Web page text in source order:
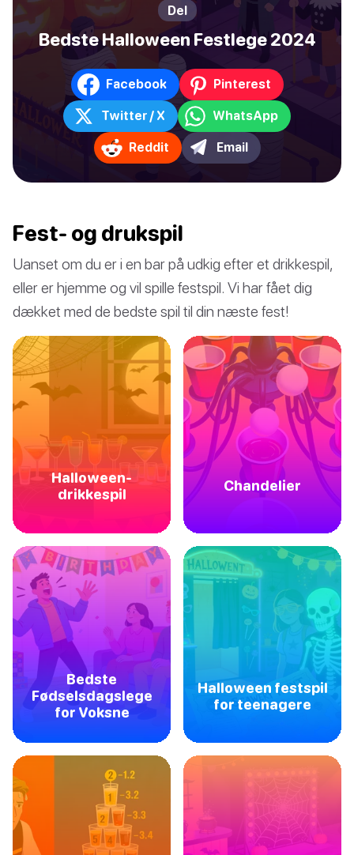
Del
Bedste Halloween Festlege 2024
Facebook Pinterest
Twitter / X WhatsApp
Reddit Email
Fest- og drukspil
Uanset om du er i en bar på udkig efter et drikkespil,
eller er hjemme og vil spille festspil. Vi har fået dig
dækket med de bedste spil til din næste fest!
Halloween-
drikkespil
Chandelier
Bedste
Fødselsdagslege
for Voksne
Halloween festspil
for teenagere